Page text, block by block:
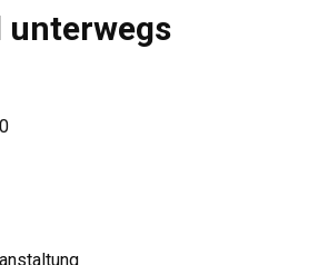
unterwegs